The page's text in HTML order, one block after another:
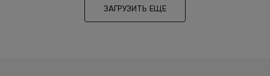
ЗАГРУЗИТЬ ЕЩЕ